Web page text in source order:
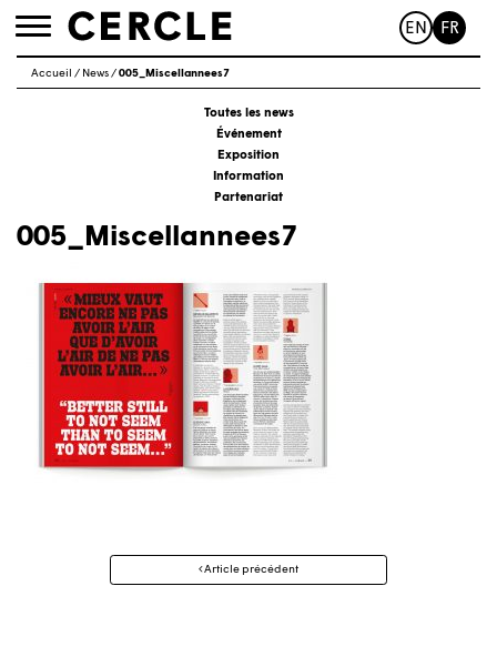
Toggle
EN FR
Accueil / News/005_Miscellannees7
Toutes les news
Événement
Exposition
Information
Partenariat
005_Miscellannees7
Navigation
Article précédent